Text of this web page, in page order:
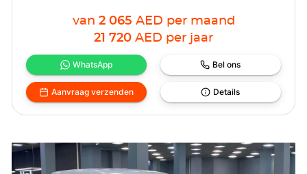
van 2 065 AED per maand
21 720 AED per jaar
WhatsApp Bel ons
Aanvraag verzenden Details